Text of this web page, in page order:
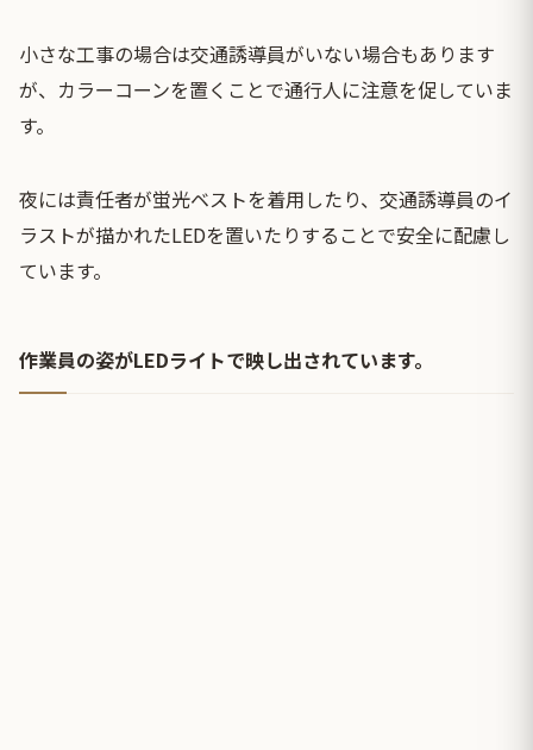
小さな工事の場合は交通誘導員がいない場合もあります
が、カラーコーンを置くことで通行人に注意を促していま
す。
夜には責任者が蛍光ベストを着用したり、交通誘導員のイ
ラストが描かれたLEDを置いたりすることで安全に配慮し
ています。
作業員の姿がLEDライトで映し出されています。